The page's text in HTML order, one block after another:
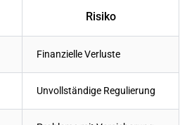
Risiko
Finanzielle Verluste
Unvollständige Regulierung